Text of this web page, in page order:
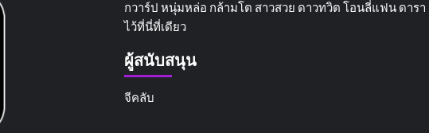
กวาร์ป หนุ่มหล่อ กล้ามโต สาวสวย ดาวทวิต โอนลี่แฟน ดารา
ไว้ที่นี่ที่เดียว
ผู้สนับสนุน
จีคลับ